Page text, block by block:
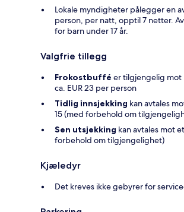
Lokale myndigheter pålegger en
person, per natt, opptil 7 netter.
for barn under 17 år.
Valgfrie tillegg
Frokostbuffé er tilgjengelig
ca. EUR 23 per person
Tidlig innsjekking kan avtales
15 (med forbehold om
Sen utsjekking kan avtales mot
forbehold om tilgjengelighet)
Kjæledyr
Det kreves ikke gebyrer for